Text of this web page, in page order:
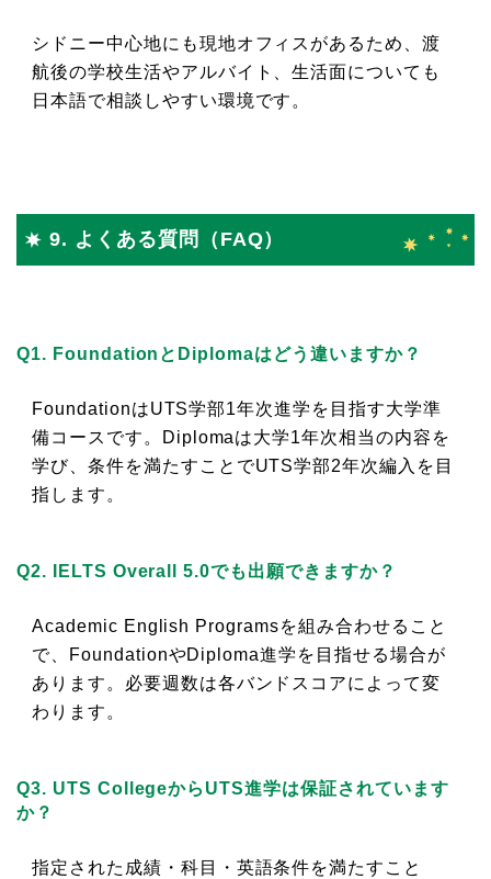
シドニー中心地にも現地オフィスがあるため、渡
航後の学校生活やアルバイト、生活面についても
日本語で相談しやすい環境です。
9. よくある質問（FAQ）
Q1. FoundationとDiplomaはどう違いますか？
FoundationはUTS学部1年次進学を目指す大学準
備コースです。Diplomaは大学1年次相当の内容を
学び、条件を満たすことでUTS学部2年次編入を目
指します。
Q2. IELTS Overall 5.0でも出願できますか？
Academic English Programsを組み合わせること
で、FoundationやDiploma進学を目指せる場合が
あります。必要週数は各バンドスコアによって変
わります。
Q3. UTS CollegeからUTS進学は保証されています
か？
指定された成績・科目・英語条件を満たすこと